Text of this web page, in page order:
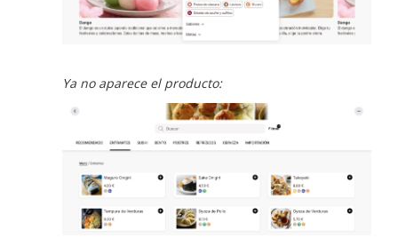
Ya no aparece el producto: